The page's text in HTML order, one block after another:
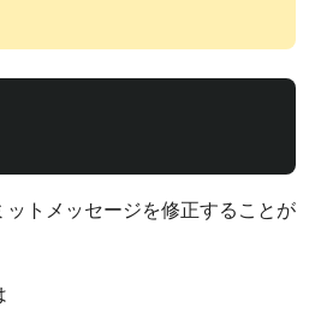
トメッセージを修正することが